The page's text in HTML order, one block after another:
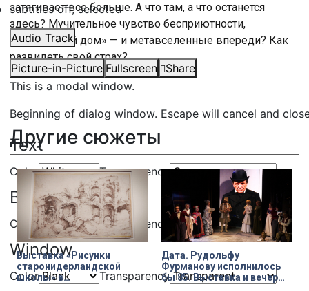
subtitles off, selected
Audio Track
Picture-in-Picture Fullscreen
Share
This is a modal window.
Beginning of dialog window. Escape will cancel and
Text
Color Transparency
Background
Color Transparency
Window
Color Transparency
затягивает все больше. А что там, а что останется
здесь? Мучительное чувство бесприютности,
«потерянный дом» — и метавселенные впереди? Как
развидеть свой страх?
Другие сюжеты
Выставка «Рисунки
старонидерландской
школы» в
Дата. Рудольфу
Фурманову исполнилось
бы 85. Выставка и вечер